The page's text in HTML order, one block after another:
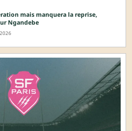
mais manquera la reprise,
Ngandebe